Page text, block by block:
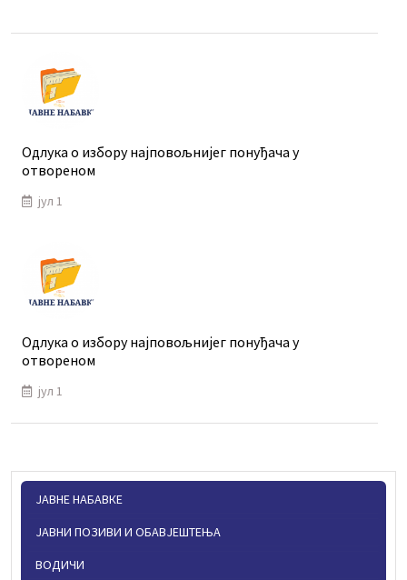
Одлука о избору најповољнијег понуђача у
отвореном
јул 1
Одлука о избору најповољнијег понуђача у
отвореном
јул 1
ЈАВНЕ НАБАВКЕ
ЈАВНИ ПОЗИВИ И ОБАВЈЕШТЕЊА
ВОДИЧИ